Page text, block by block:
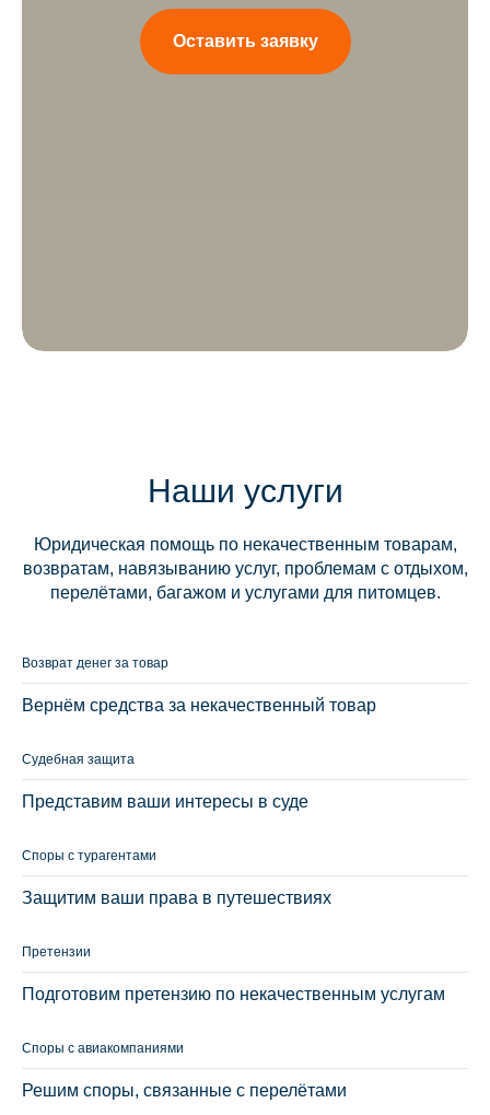
Оставить заявку
Наши услуги
Юридическая помощь по некачественным товарам,
возвратам, навязыванию услуг, проблемам с отдыхом,
перелётами, багажом и услугами для питомцев.
Возврат денег за товар
Вернём средства за некачественный товар
Судебная защита
Представим ваши интересы в суде
Споры с турагентами
Защитим ваши права в путешествиях
Претензии
Подготовим претензию по некачественным услугам
Споры с авиакомпаниями
Решим споры, связанные с перелётами